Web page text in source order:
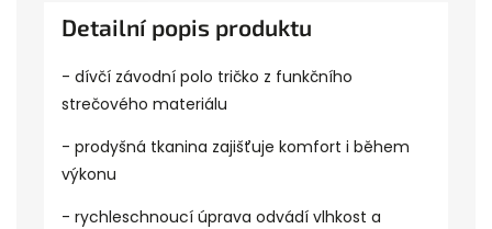
Detailní popis produktu
- dívčí závodní polo tričko z funkčního
strečového materiálu
- prodyšná tkanina zajišťuje komfort i během
výkonu
- rychleschnoucí úprava odvádí vlhkost a